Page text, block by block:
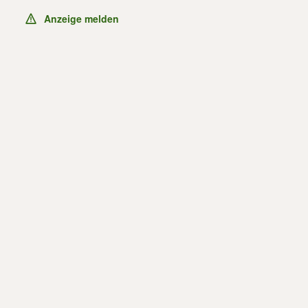
Anzeige melden